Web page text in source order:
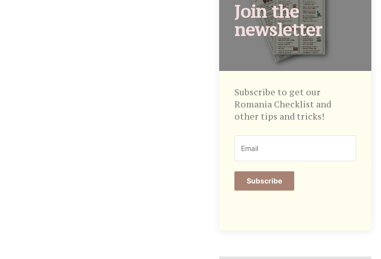
Join the
newsletter
Subscribe to get our
Romania Checklist and
other tips and tricks!
Subscribe